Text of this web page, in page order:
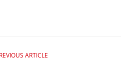
ARTICLE